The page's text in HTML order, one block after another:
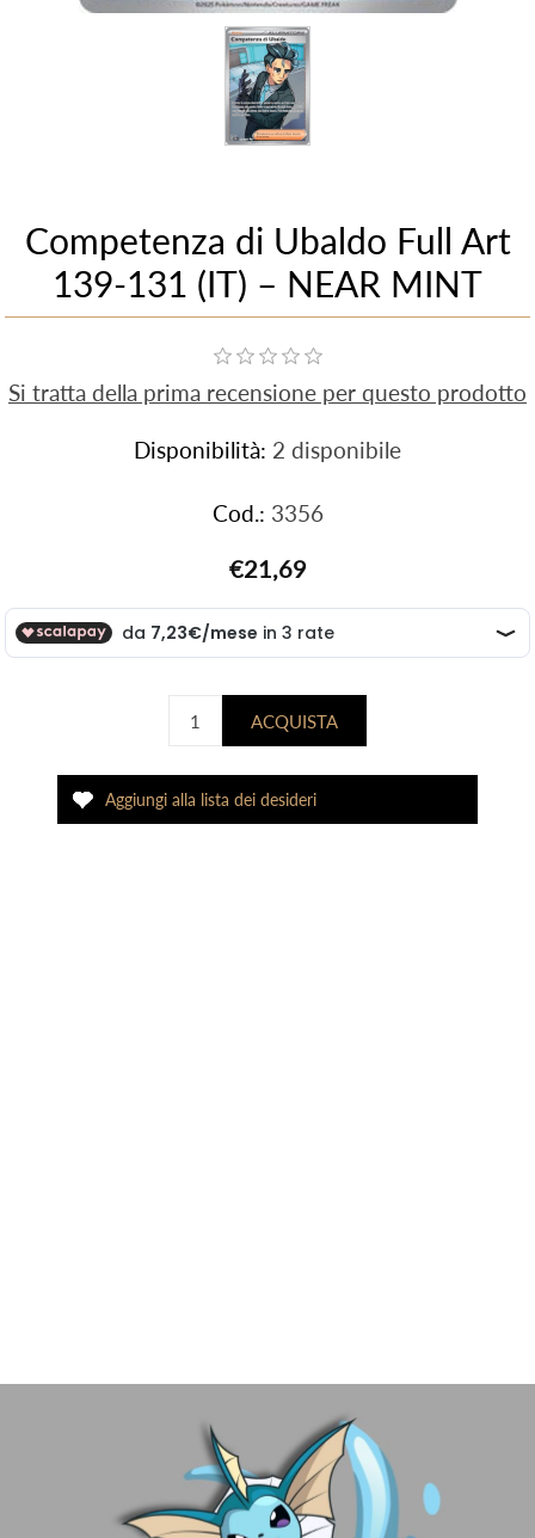
Competenza di Ubaldo Full Art
139-131 (IT) – NEAR MINT
Si tratta della prima recensione per questo prodotto
Disponibilità: 2 disponibile
Cod.: 3356
€21,69